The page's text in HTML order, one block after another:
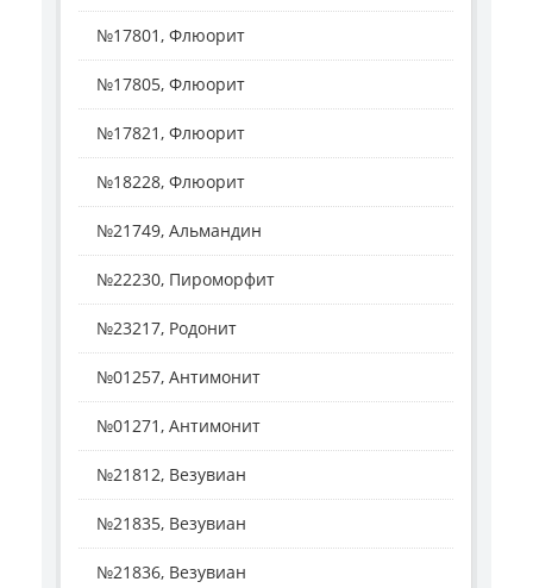
№17801, Флюорит
№17805, Флюорит
№17821, Флюорит
№18228, Флюорит
№21749, Альмандин
№22230, Пироморфит
№23217, Родонит
№01257, Антимонит
№01271, Антимонит
№21812, Везувиан
№21835, Везувиан
№21836, Везувиан